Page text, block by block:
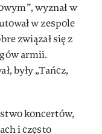
wyznał w
w zespole
związał się z
armii.
były „Tańcz,
koncertów,
i często